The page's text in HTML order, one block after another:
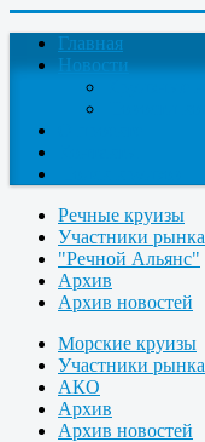
Главная
Новости
Речные круизы
Участники рынка
"Речной Альянс"
Архив
Архив новостей
Морские круизы
Участники рынка
АКО
Архив
Архив новостей